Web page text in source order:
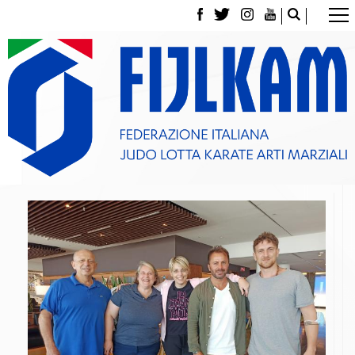
La Federazione
Tesseramento
Contatti
Norme e modulistica Affiliazioni e Tesseramenti
Classifica Società Sportive con più di 100 atleti
tesserati
Gare e Risultati
Archivio eventi
Dove siamo
Media
Partners
Trasparenza
Judo
La disciplina
News
Attività Didattica